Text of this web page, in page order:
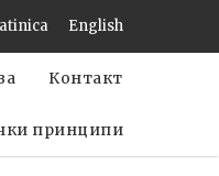
English
Контакт
принципи